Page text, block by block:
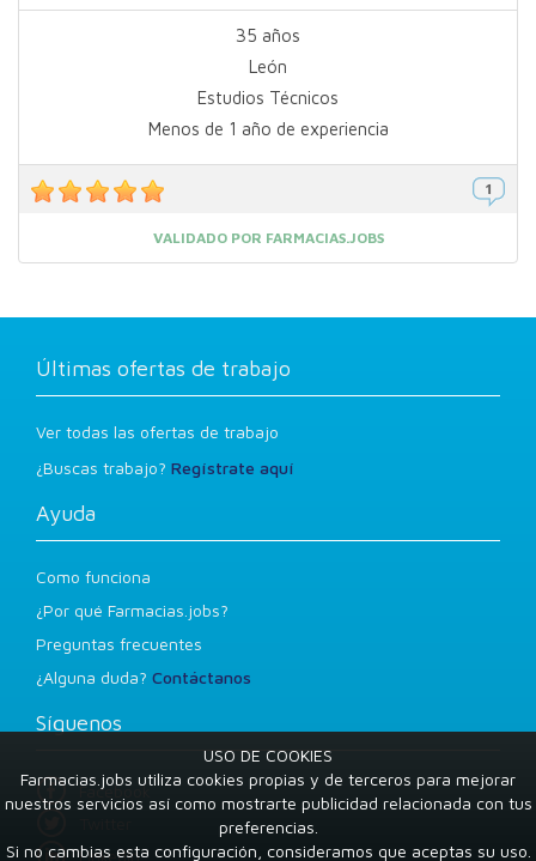
35 años
León
Estudios Técnicos
Menos de 1 año de experiencia
VALIDADO POR FARMACIAS.JOBS
Últimas ofertas de trabajo
Ver todas las ofertas de trabajo
¿Buscas trabajo? Regístrate aquí
Ayuda
Como funciona
¿Por qué Farmacias.jobs?
Preguntas frecuentes
¿Alguna duda? Contáctanos
Síguenos
Facebook
LinkedIn
USO DE COOKIES
Farmacias.jobs utiliza cookies propias y de terceros para mejorar
nuestros servicios así como mostrarte publicidad relacionada con tus
preferencias.
Si no cambias esta configuración, consideramos que aceptas su uso.